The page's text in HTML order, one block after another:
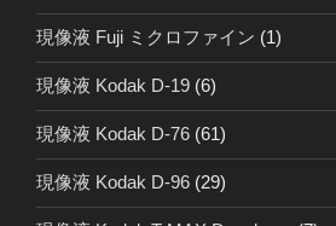
現像液 Fuji ミクロファイン (1)
現像液 Kodak D-19 (6)
現像液 Kodak D-76 (61)
現像液 Kodak D-96 (29)